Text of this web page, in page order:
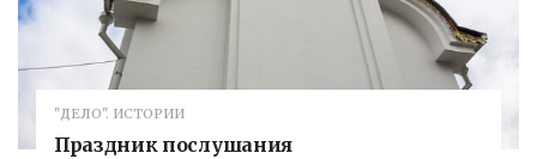
"ДЕЛО". ИСТОРИИ
Праздник послушания